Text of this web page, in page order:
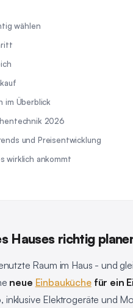
wählen
im Überblick
2026
und Preisentwicklung
wirklich ankommt
Hauses richtig
Raum im Haus - und
neue Einbauküchefür ein
Elektrogeräte und